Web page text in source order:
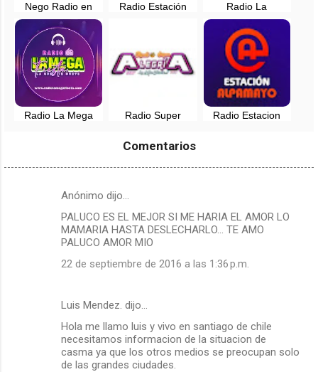
Nego Radio en
vivo - Chimbote,
Perú
Radio Estación
Radio La
Tremenda 100.1
FM - Pampas,
Ancash
Radio La Mega
Radio Super
Peru
Radio Estacion
Comentarios
Anónimo dijo…
PALUCO ES EL MEJOR SI ME HARIA EL AMOR LO
MAMARIA HASTA DESLECHARLO... TE AMO
PALUCO AMOR MIO
22 de septiembre de 2016 a las 1:36 p.m.
Luis Mendez. dijo…
Hola me llamo luis y vivo en santiago de chile
necesitamos informacion de la situacion de
casma ya que los otros medios se preocupan solo
de las grandes ciudades.